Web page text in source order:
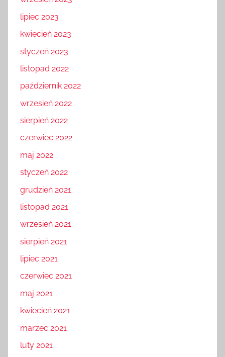
lipiec 2023
kwiecień 2023
styczeń 2023
listopad 2022
październik 2022
wrzesień 2022
sierpień 2022
czerwiec 2022
maj 2022
styczeń 2022
grudzień 2021
listopad 2021
wrzesień 2021
sierpień 2021
lipiec 2021
czerwiec 2021
maj 2021
kwiecień 2021
marzec 2021
luty 2021